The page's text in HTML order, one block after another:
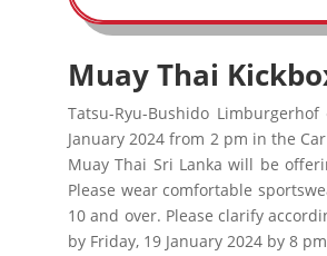
Muay Thai
Tatsu-Ryu-Bushido
January 2024 from 2 pm in the
Muay Thai Sri Lanka will be
Please wear comfortable
10 and over. Please clarify
by Friday, 19 January 2024 by 8